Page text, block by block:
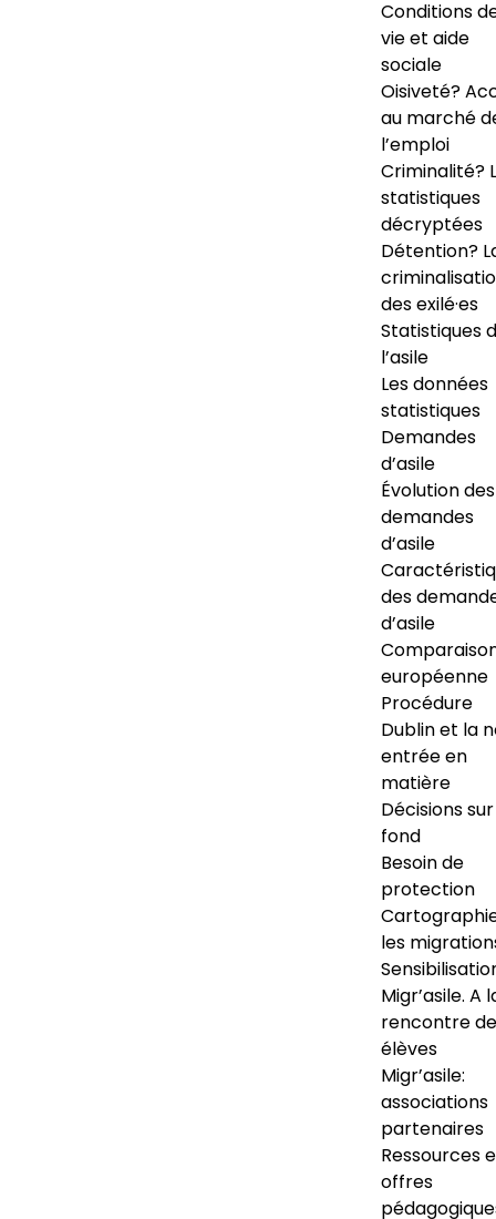
Conditions
vie et aide
sociale
Oisiveté?
au marché
l’emploi
Criminalité?
statistiques
décryptées
Détention?
des exilé·es
Statistiques
l’asile
Les données
statistiques
Demandes
d’asile
Évolution des
demandes
d’asile
des
d’asile
européenne
Procédure
Dublin et la
entrée en
matière
Décisions
fond
Besoin de
protection
les
Migr’asile. A
rencontre
élèves
Migr’asile:
associations
partenaires
Ressources
offres